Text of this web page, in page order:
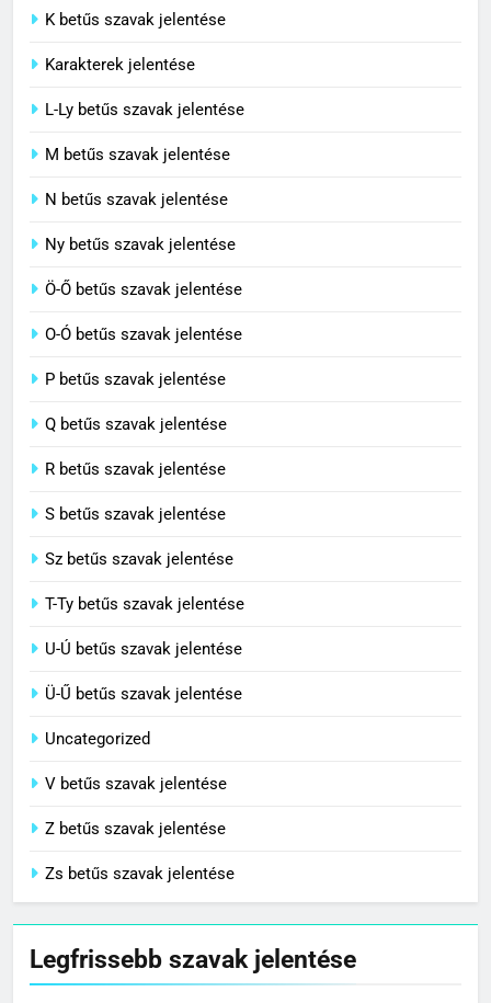
C BETŰS SZAVAK JELENTÉSE
C BETŰS SZAVAK JELENTÉSE
8
Centenárium jelentése
K betűs szavak jelentése
Karakterek jelentése
L-Ly betűs szavak jelentése
M betűs szavak jelentése
N betűs szavak jelentése
Ny betűs szavak jelentése
Ö-Ő betűs szavak jelentése
O-Ó betűs szavak jelentése
P betűs szavak jelentése
Q betűs szavak jelentése
R betűs szavak jelentése
S betűs szavak jelentése
Sz betűs szavak jelentése
T-Ty betűs szavak jelentése
U-Ú betűs szavak jelentése
Ü-Ű betűs szavak jelentése
Uncategorized
V betűs szavak jelentése
Z betűs szavak jelentése
Zs betűs szavak jelentése
Legfrissebb szavak jelentése